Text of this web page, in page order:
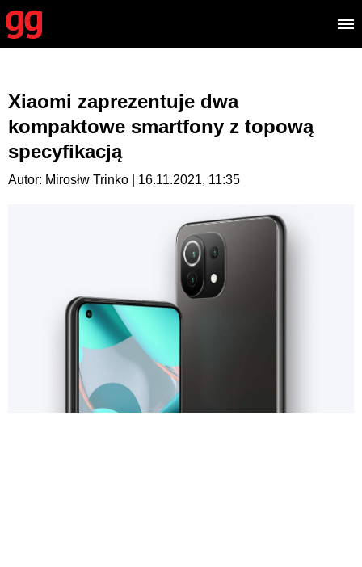
Xiaomi zaprezentuje dwa
kompaktowe smartfony z topową
specyfikacją
Autor: Mirosłw Trinko | 16.11.2021, 11:35